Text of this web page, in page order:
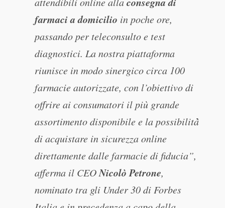
farmaci a domicilio in poche ore,
passando per teleconsulto e test
diagnostici. La nostra piattaforma
riunisce in modo sinergico circa 100
farmacie autorizzate, con l’obiettivo di
offrire ai consumatori il più grande
assortimento disponibile e la possibilità̀
di acquistare in sicurezza online
direttamente dalle farmacie di fiducia”,
afferma il CEONicolò Petrone,
nominato tra gli Under 30 di Forbes